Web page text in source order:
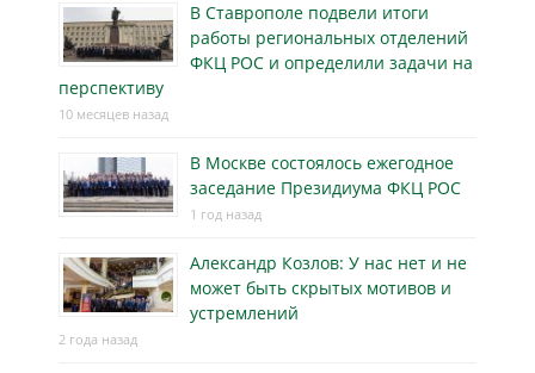
В Ставрополе подвели итоги
работы региональных отделений
ФКЦ РОС и определили задачи на
перспективу
10 месяцев назад
В Москве состоялось ежегодное
заседание Президиума ФКЦ РОС
1 год назад
Александр Козлов: У нас нет и не
может быть скрытых мотивов и
устремлений
2 года назад